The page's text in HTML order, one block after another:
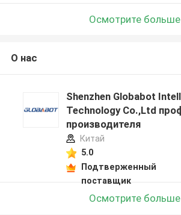
Осмотрите больше
О нас
Shenzhen Globabot
Technology Co.,Ltd
производителя
Китай
5.0
Подтверженный
поставщик
Осмотрите больше